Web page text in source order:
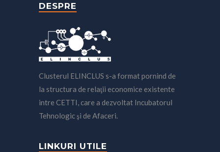
DESPRE
Clusterul ELINCLUS s-a format pornind de
la structura de relaţii economice existente
intre CETTI, care a dezvoltat Incubatorul
Tehnologic şi de Afaceri.
LINKURI UTILE